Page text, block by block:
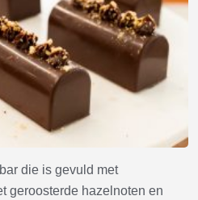
die is gevuld met
geroosterde hazelnoten en